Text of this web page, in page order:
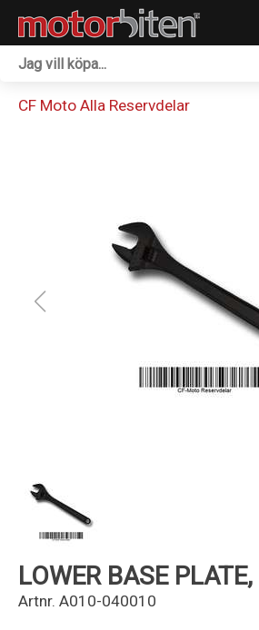
CF Moto Alla Reservdelar
LOWER BASE
Artnr. A010-040010